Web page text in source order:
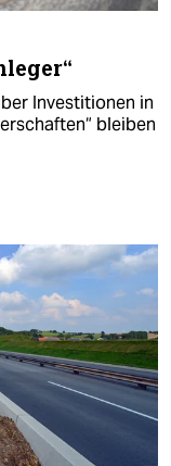
Investitionen in
bleiben